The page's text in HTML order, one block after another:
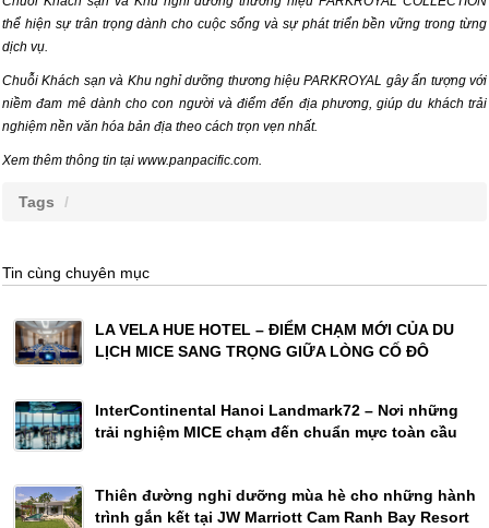
thể hiện sự trân trọng dành cho cuộc sống và sự phát triển bền vững trong từng
dịch vụ.
Chuỗi Khách sạn và Khu nghỉ dưỡng thương hiệu PARKROYAL gây ấn tượng với
niềm đam mê dành cho con người và điểm đến địa phương, giúp du khách trải
nghiệm nền văn hóa bản địa theo cách trọn vẹn nhất.
Xem thêm thông tin tại www.panpacific.com.
Tags
Tin cùng chuyên mục
LA VELA HUE HOTEL – ĐIỂM CHẠM MỚI CỦA DU
LỊCH MICE SANG TRỌNG GIỮA LÒNG CỐ ĐÔ
InterContinental Hanoi Landmark72 – Nơi những
trải nghiệm MICE chạm đến chuẩn mực toàn cầu
Thiên đường nghỉ dưỡng mùa hè cho những hành
trình gắn kết tại JW Marriott Cam Ranh Bay Resort